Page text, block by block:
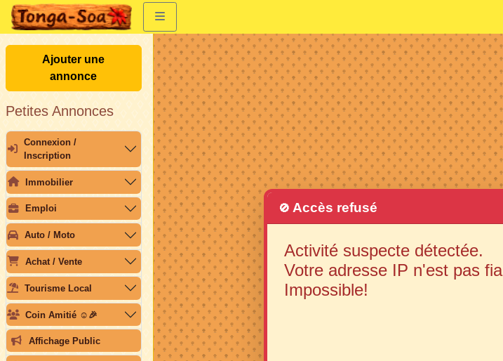
Ajouter une
annonce
Petites Annonces
Connexion /
Inscription
Immobilier
Emploi
Auto / Moto
Achat / Vente
Tourisme Local
Coin Amitié ☺️🎉
Affichage Public
🚫Accès refusé
Activité suspecte détectée.
Votre adresse IP n'est pas
Impossible!